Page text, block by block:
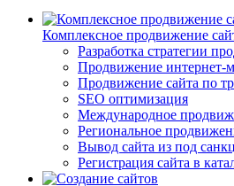
Комплексное продвижение
Разработка стратегии
Продвижение интернет-
Продвижение сайта по
SEO оптимизация
Международное
Региональное
Вывод сайта из под
Регистрация сайта в